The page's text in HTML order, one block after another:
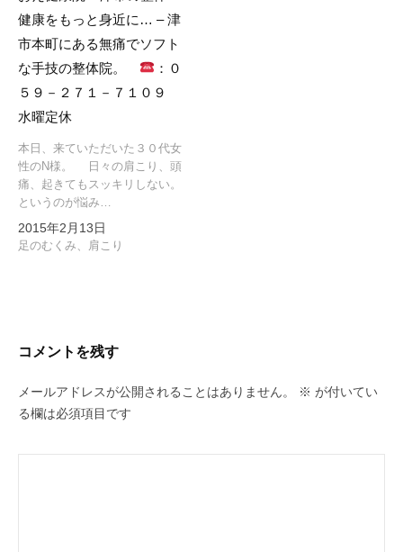
健康をもっと身近に… – 津
市本町にある無痛でソフト
な手技の整体院。
：０
５９－２７１－７１０９
水曜定休
本日、来ていただいた３０代女
性のN様。 日々の肩こり、頭
痛、起きてもスッキリしない。
というのが悩み…
2015年2月13日
足のむくみ、肩こり
コメントを残す
メールアドレスが公開されることはありません。 ※ が付いてい
る欄は必須項目です